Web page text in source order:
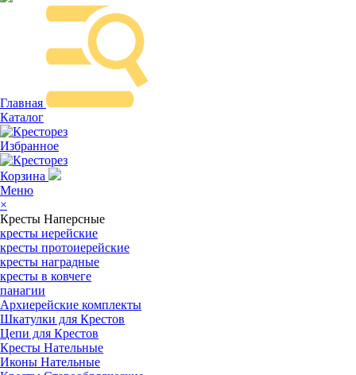
Главная
Каталог
Избранное
Корзина
Меню
×
Кресты Наперсные
кресты иерейские
кресты протоиерейские
кресты наградные
кресты в ковчеге
панагии
Архиерейские комплекты
Шкатулки для Крестов
Цепи для Крестов
Кресты Нательные
Иконы Нательные